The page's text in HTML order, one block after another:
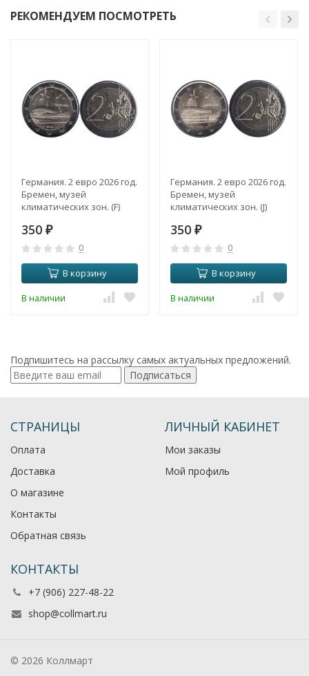
РЕКОМЕНДУЕМ ПОСМОТРЕТЬ
Германия. 2 евро 2026 год.
Бремен, музей
климатических зон. (F)
350 ₽
0
В корзину
В наличии
Германия. 2 евро 2026 год.
Бремен, музей
климатических зон. (J)
350 ₽
0
В корзину
В наличии
Подпишитесь на рассылку самых актуальных предложений.
Подписаться
СТРАНИЦЫ
Оплата
Доставка
О магазине
Контакты
Обратная связь
ЛИЧНЫЙ КАБИНЕТ
Мои заказы
Мой профиль
КОНТАКТЫ
+7 (906) 227-48-22
shop@collmart.ru
© 2026 Коллмарт